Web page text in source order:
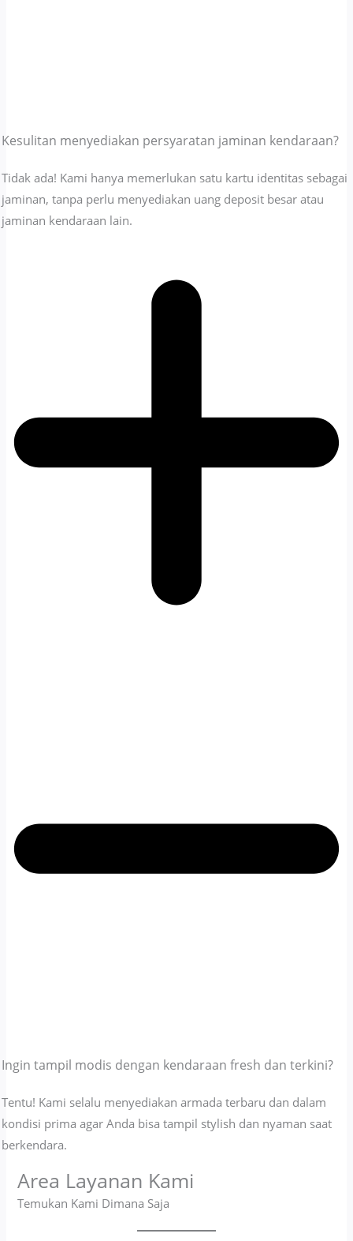
Kesulitan menyediakan persyaratan jaminan kendaraan?
Tidak ada! Kami hanya memerlukan satu kartu identitas sebagai
jaminan, tanpa perlu menyediakan uang deposit besar atau
jaminan kendaraan lain.
Ingin tampil modis dengan kendaraan fresh dan terkini?
Tentu! Kami selalu menyediakan armada terbaru dan dalam
kondisi prima agar Anda bisa tampil stylish dan nyaman saat
berkendara.
Area Layanan Kami
Temukan Kami Dimana Saja